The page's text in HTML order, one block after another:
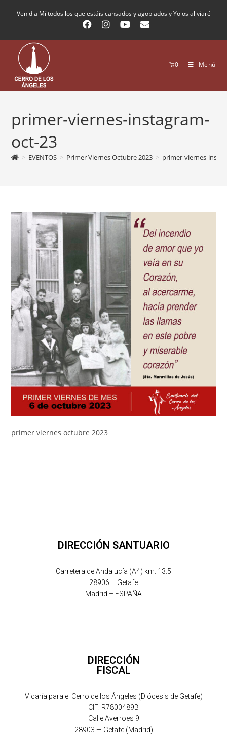
Venid a Mí todos los que estáis cansados y agobiados y Yo os aliviaré
0 Menú
primer-viernes-instagram-
oct-23
> EVENTOS > Primer Viernes Octubre 2023 > primer-viernes-
primer viernes octubre 2023
DIRECCIÓN SANTUARIO
Carretera de Andalucía (A4) km. 13.5
28906 – Getafe
Madrid – ESPAÑA
DIRECCIÓN
FISCAL
Vicaría para el Cerro de los Ángeles (Diócesis de Getafe)
CIF: R7800489B
Calle Averroes 9
28903 — Getafe (Madrid)